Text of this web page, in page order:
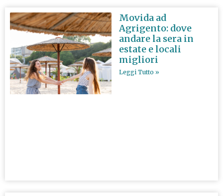
Movida ad
Agrigento: dove
andare la sera in
estate e locali
migliori
Leggi Tutto »